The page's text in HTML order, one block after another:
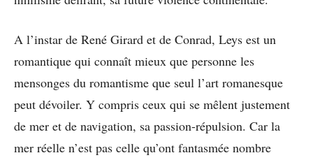
A l’instar de René Girard et de Conrad, Leys est un
romantique qui connaît mieux que personne les
mensonges du romantisme que seul l’art romanesque
peut dévoiler. Y compris ceux qui se mêlent justement
de mer et de navigation, sa passion-répulsion. Car la
mer réelle n’est pas celle qu’ont fantasmée nombre